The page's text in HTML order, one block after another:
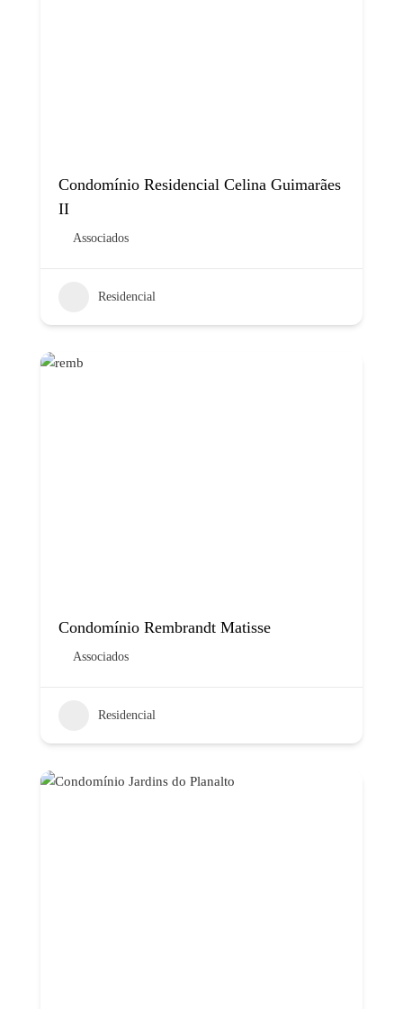
Condomínio Residencial Celina Guimarães
II
Associados
Residencial
Condomínio Rembrandt Matisse
Associados
Residencial